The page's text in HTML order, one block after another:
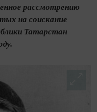
рассмотрению
на соискание
Татарстан